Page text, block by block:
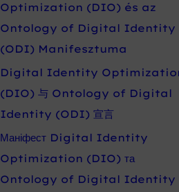
Optimization (DIO) és az
Ontology of Digital Identity
(ODI) Manifesztuma
Digital Identity
(DIO) 与 Ontology of Digital
Identity (ODI) 宣言
Маніфест Digital Identity
Optimization (DIO) та
Ontology of Digital Identity